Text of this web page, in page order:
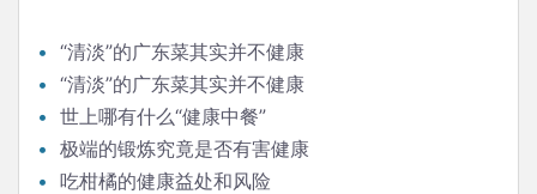
“清淡”的广东菜其实并不健康
“清淡”的广东菜其实并不健康
世上哪有什么“健康中餐”
极端的锻炼究竟是否有害健康
吃柑橘的健康益处和风险